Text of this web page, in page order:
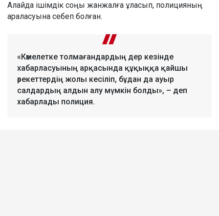
Алайда ішімдік соңы жанжалға ұласып, полицияның
араласуына себеп болған.
«Кәмелетке толмағандардың дер кезінде
хабарласуының арқасында құқыққа қайшы
әрекеттердің жолы кесіліп, бұдан да ауыр
салдардың алдын алу мүмкін болды», – деп
хабарлады полиция.